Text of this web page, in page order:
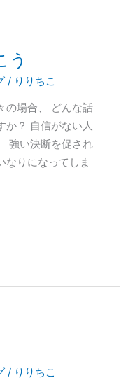
う
/ りりちこ
の場合、 どんな話
か？ 自信がない人
強い決断を促され
なりになってしま
/ りりちこ